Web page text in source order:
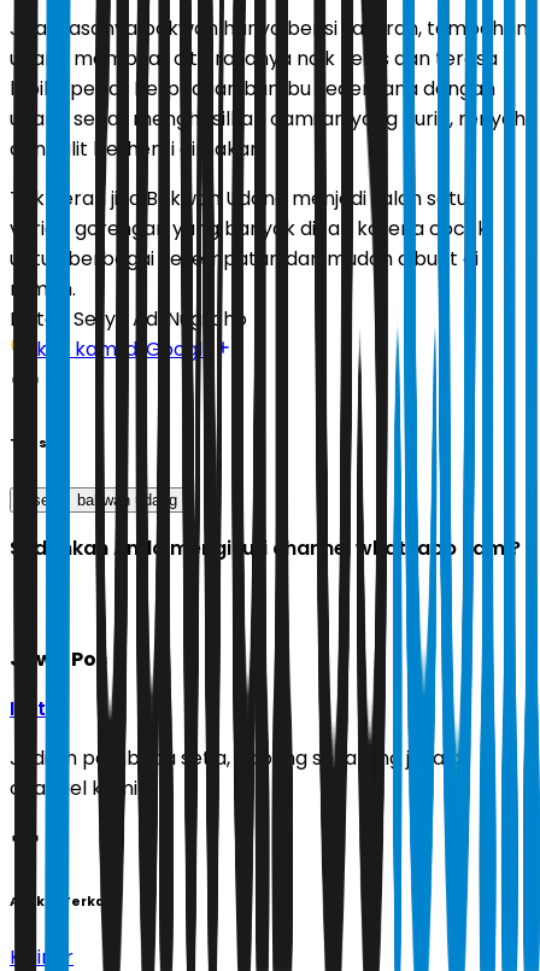
Jika biasanya bakwan hanya berisi sayuran, tambahan
udang membuat cita rasanya naik kelas dan terasa
lebih spesial. Perpaduan bumbu sederhana dengan
udang segar menghasilkan camilan yang gurih, renyah,
dan sulit berhenti dimakan.
Tak heran jika Bakwan Udang menjadi salah satu
variasi gorengan yang banyak dicari karena cocok
untuk berbagai kesempatan dan mudah dibuat di
rumah.
Editor: Setyo Adi Nugroho
Ikuti kami di Google
Tags
resep bakwan udang
Sudahkah Anda mengikuti channel whatsapp kami?
Jawa Pos
Ikuti
Jadilah pembaca setia, gabung sekarang juga di
channel kami!
Artikel Terkait
Kuliner